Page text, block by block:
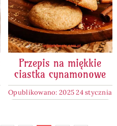
Przepis na miękkie
ciastka cynamonowe
Opublikowano: 2025 24 stycznia